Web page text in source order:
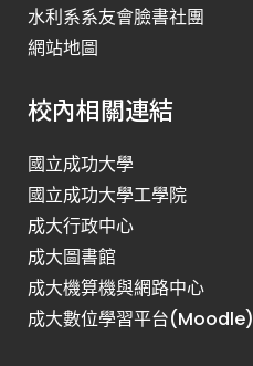
水利系系友會臉書社團
網站地圖
校內相關連結
國立成功大學
國立成功大學工學院
成大行政中心
成大圖書館
成大機算機與網路中心
成大數位學習平台(Moodle)